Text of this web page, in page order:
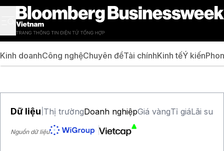
Kinh doanhCông nghệChuyên đềTài chínhKinh tếÝ kiến
Dữ liệu Thị trườngDoanh nghiệpGiá vàngTỉ giáLãi suất
Nguồn dữ liệu